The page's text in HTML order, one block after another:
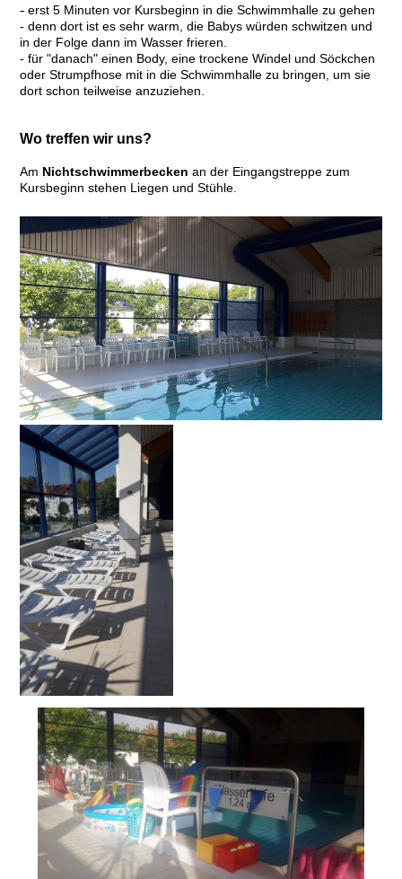
-erst 5 Minuten vor Kursbeginn in die Schwimmhalle zu gehen
- denn dort ist es sehr warm, die Babys würden schwitzen und
in der Folge dann im Wasser frieren.
- für "danach" einen Body, eine trockene Windel und Söckchen
oder Strumpfhose mit in die Schwimmhalle zu bringen, um sie
dort schon teilweise anzuziehen.
Wo treffen wir uns?
Am Nichtschwimmerbecken an der Eingangstreppe zum
Kursbeginn stehen Liegen und Stühle.